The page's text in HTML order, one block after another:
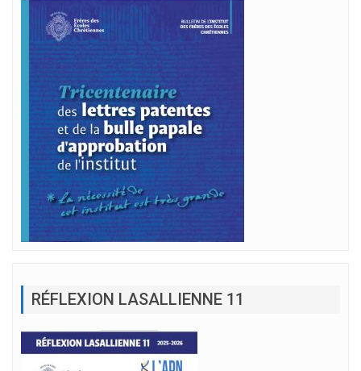
RÉFLEXION LASALLIENNE 11